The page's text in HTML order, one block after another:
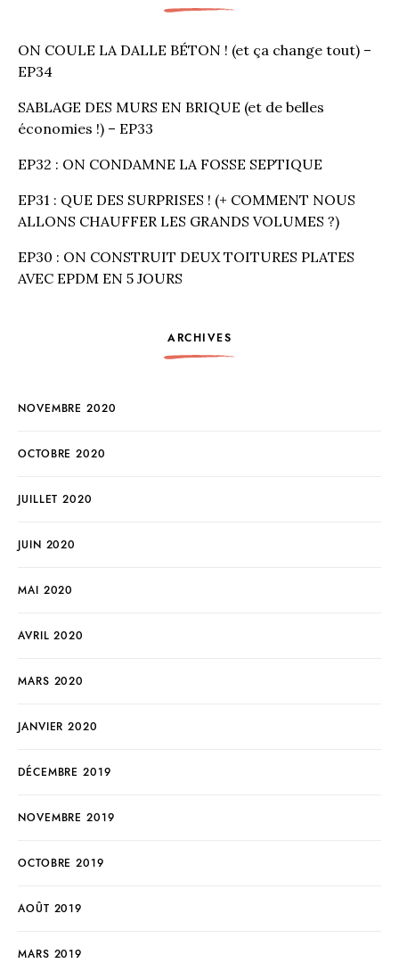
ON COULE LA DALLE BÉTON ! (et ça change tout) –
EP34
SABLAGE DES MURS EN BRIQUE (et de belles
économies !) – EP33
EP32 : ON CONDAMNE LA FOSSE SEPTIQUE
EP31 : QUE DES SURPRISES ! (+ COMMENT NOUS
ALLONS CHAUFFER LES GRANDS VOLUMES ?)
EP30 : ON CONSTRUIT DEUX TOITURES PLATES
AVEC EPDM EN 5 JOURS
ARCHIVES
NOVEMBRE 2020
OCTOBRE 2020
JUILLET 2020
JUIN 2020
MAI 2020
AVRIL 2020
MARS 2020
JANVIER 2020
DÉCEMBRE 2019
NOVEMBRE 2019
OCTOBRE 2019
AOÛT 2019
MARS 2019